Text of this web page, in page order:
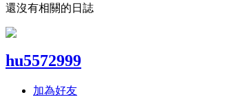
還沒有相關的日誌
hu5572999
加為好友